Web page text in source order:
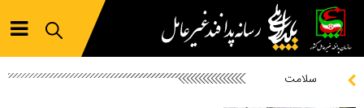
سلامت